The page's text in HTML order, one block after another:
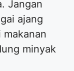
Jangan
ajang
makanan
minyak